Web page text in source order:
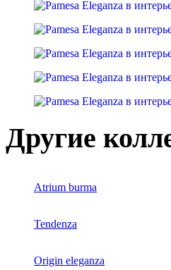
Другие
Atrium burma
Tendenza
Origin eleganza